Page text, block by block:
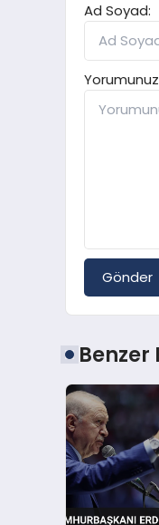
Ad Soyad:
Gönder